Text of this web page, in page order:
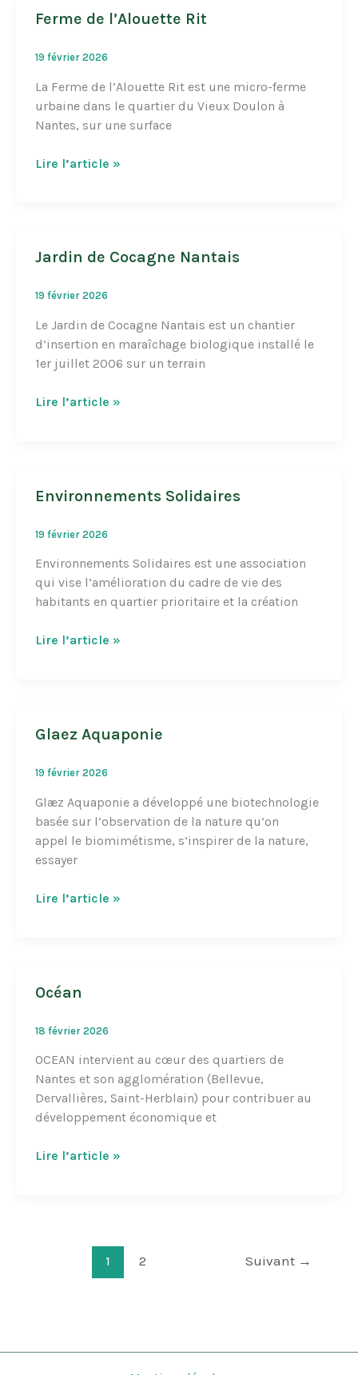
Ferme de l’Alouette Rit
19 février 2026
La Ferme de l’Alouette Rit est une micro-ferme
urbaine dans le quartier du Vieux Doulon à
Nantes, sur une surface
Ferme
Lire l’article »
Jardin de Cocagne Nantais
19 février 2026
Le Jardin de Cocagne Nantais est un chantier
d’insertion en maraîchage biologique installé le
1er juillet 2006 sur un terrain
Jardin
Lire l’article »
Environnements Solidaires
19 février 2026
Environnements Solidaires est une association
qui vise l’amélioration du cadre de vie des
habitants en quartier prioritaire et la création
Environnements
Lire l’article »
Glaez Aquaponie
19 février 2026
Glæz Aquaponie a développé une biotechnologie
basée sur l’observation de la nature qu’on
appel le biomimétisme, s’inspirer de la nature,
essayer
Glaez
Lire l’article »
Océan
18 février 2026
OCEAN intervient au cœur des quartiers de
Nantes et son agglomération (Bellevue,
Dervallières, Saint-Herblain) pour contribuer au
développement économique et
Océan
Lire l’article »
1 2 Suivant →